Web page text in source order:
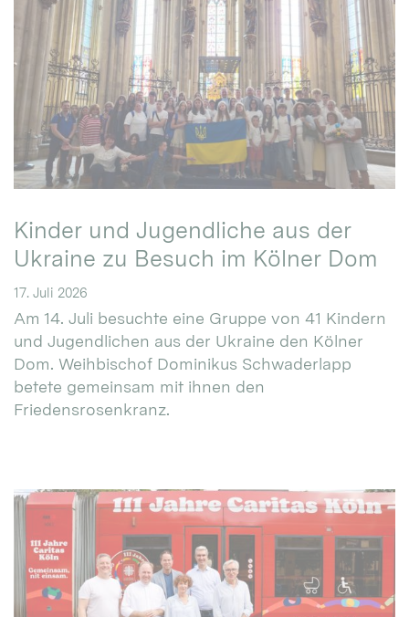
Kinder und Jugendliche aus der
Ukraine zu Besuch im Kölner Dom
17. Juli 2026
Am 14. Juli besuchte eine Gruppe von 41 Kindern
und Jugendlichen aus der Ukraine den Kölner
Dom. Weihbischof Dominikus Schwaderlapp
betete gemeinsam mit ihnen den
Friedensrosenkranz.